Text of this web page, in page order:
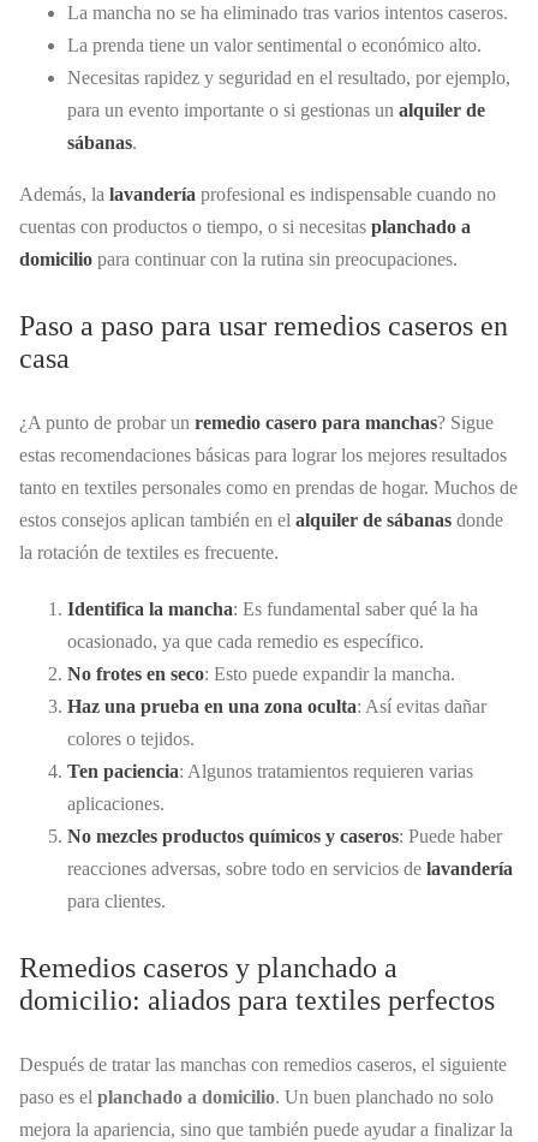
La mancha no se ha eliminado tras varios intentos caseros.
La prenda tiene un valor sentimental o económico alto.
Necesitas rapidez y seguridad en el resultado, por ejemplo,
para un evento importante o si gestionas un alquiler de
sábanas.
Además, la lavandería profesional es indispensable cuando no
cuentas con productos o tiempo, o si necesitas planchado a
domicilio para continuar con la rutina sin preocupaciones.
Paso a paso para usar remedios caseros en
casa
¿A punto de probar un remedio casero para manchas? Sigue
estas recomendaciones básicas para lograr los mejores resultados
tanto en textiles personales como en prendas de hogar. Muchos de
estos consejos aplican también en el alquiler de sábanas donde
la rotación de textiles es frecuente.
Identifica la mancha: Es fundamental saber qué la ha
ocasionado, ya que cada remedio es específico.
No frotes en seco: Esto puede expandir la mancha.
Haz una prueba en una zona oculta: Así evitas dañar
colores o tejidos.
Ten paciencia: Algunos tratamientos requieren varias
aplicaciones.
No mezcles productos químicos y caseros: Puede haber
reacciones adversas, sobre todo en servicios de lavandería
para clientes.
Remedios caseros y planchado a
domicilio: aliados para textiles perfectos
Después de tratar las manchas con remedios caseros, el siguiente
paso es el planchado a domicilio. Un buen planchado no solo
mejora la apariencia, sino que también puede ayudar a finalizar la